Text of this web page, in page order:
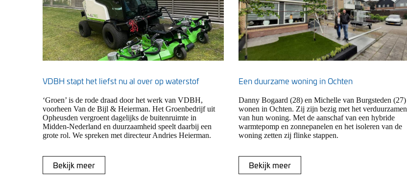
VDBH stapt het liefst nu al over op waterstof
‘Groen’ is de rode draad door het werk van VDBH,
voorheen Van de Bijl & Heierman. Het Groenbedrijf uit
Opheusden vergroent dagelijks de buitenruimte in
Midden-Nederland en duurzaamheid speelt daarbij een
grote rol. We spreken met directeur Andries Heierman.
Bekijk meer
Een duurzame woning in Ochten
Danny Bogaard (28) en Michelle van Burgsteden (27)
wonen in Ochten. Zij zijn bezig met het verduurzamen
van hun woning. Met de aanschaf van een hybride
warmtepomp en zonnepanelen en het isoleren van de
woning zetten zij flinke stappen.
Bekijk meer